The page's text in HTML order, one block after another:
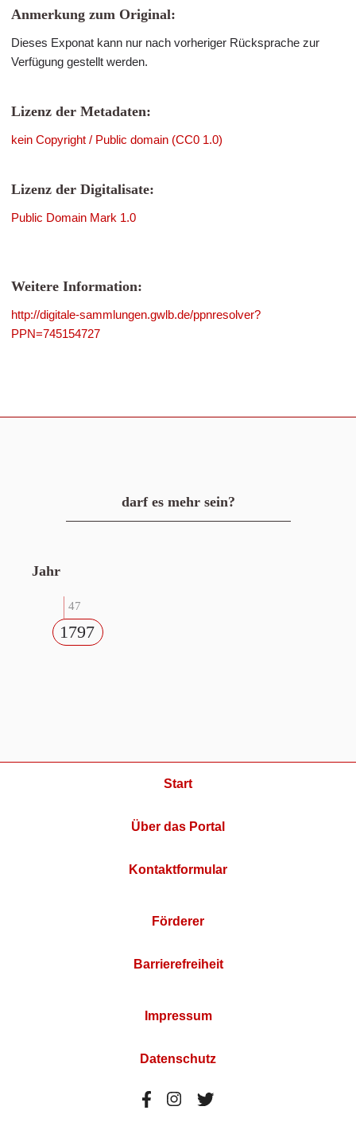
Anmerkung zum Original:
Dieses Exponat kann nur nach vorheriger Rücksprache zur
Verfügung gestellt werden.
Lizenz der Metadaten:
kein Copyright / Public domain (CC0 1.0)
Lizenz der Digitalisate:
Public Domain Mark 1.0
Weitere Information:
http://digitale-sammlungen.gwlb.de/ppnresolver?
PPN=745154727
darf es mehr sein?
Jahr
47
1797
Start
Über das Portal
Kontaktformular
Förderer
Barrierefreiheit
Impressum
Datenschutz